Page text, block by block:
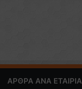
ΑΡΘΡΑ ΑΝΑ ΕΤΑΙΡΙΑ